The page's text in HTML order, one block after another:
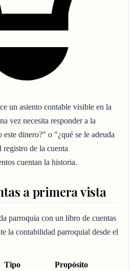
un asiento contable visible en la
vez necesita responder a la
dinero?" o "¿qué se le adeuda
registro de la cuenta
cuentan la historia.
a primera vista
parroquia con un libro de cuentas
la contabilidad parroquial desde el
Tipo
Propósito